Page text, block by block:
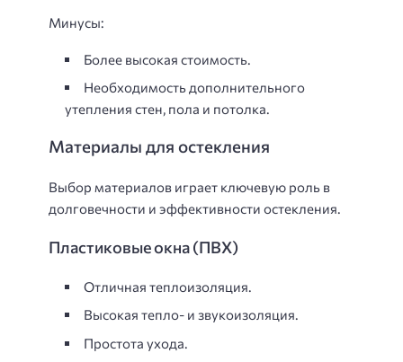
Минусы:
Более высокая стоимость.
Необходимость дополнительного
утепления стен, пола и потолка.
Материалы для остекления
Выбор материалов играет ключевую роль в
долговечности и эффективности остекления.
Пластиковые окна (ПВХ)
Отличная теплоизоляция.
Высокая тепло- и звукоизоляция.
Простота ухода.